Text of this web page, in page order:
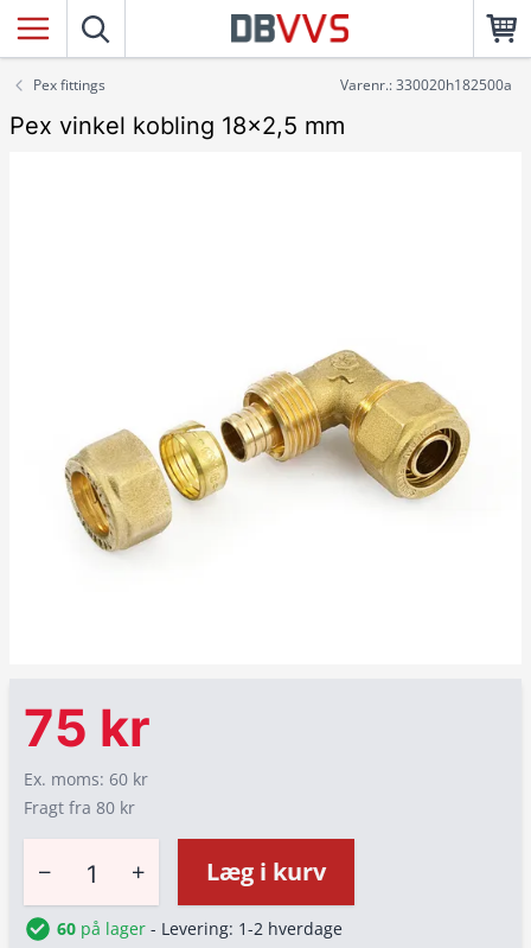
Pex fittings Varenr.: 330020h182500a
Pex vinkel kobling 18x2,5 mm
75 kr
Ex. moms: 60 kr
Fragt fra 80 kr
− + Læg i kurv
60 på lager - Levering: 1-2 hverdage